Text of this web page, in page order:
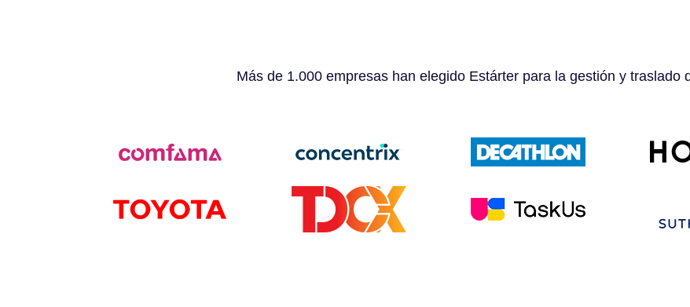
Más de 1.000 empresas han elegido Estárter para la gestión y traslado